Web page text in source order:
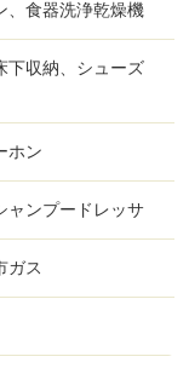
、食器洗浄乾燥機
下収納、シューズ
ホン
ャンプードレッサ
ガス